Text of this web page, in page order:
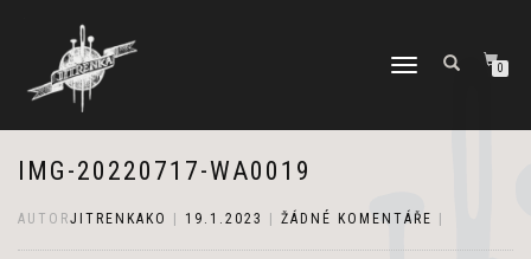
PŘEPNOUT
0
IMG-20220717-WA0019
AUTORJITRENKAKO 19.1.2023 ŽÁDNÉ KOMENTÁŘE